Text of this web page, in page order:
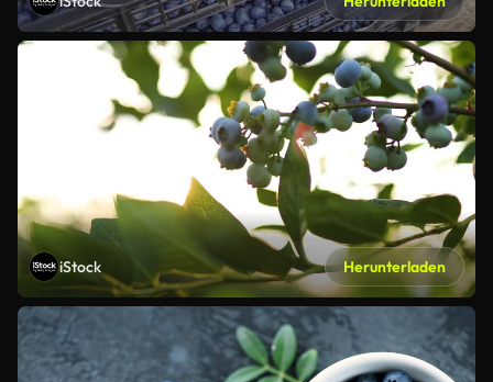
iStock Herunterladen